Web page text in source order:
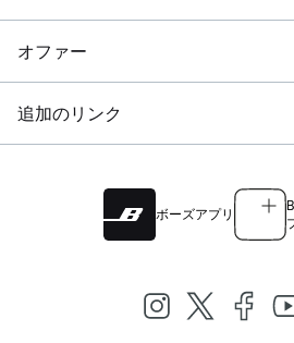
オファー
追加のリンク
ボーズアプリ